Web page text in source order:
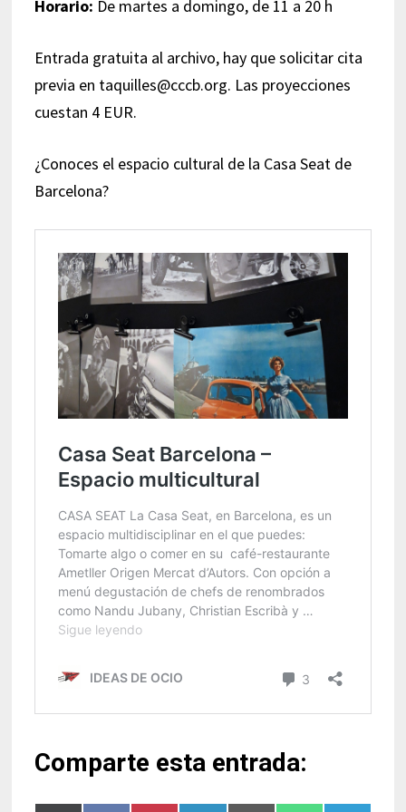
Horario: De martes a domingo, de 11 a 20 h
Entrada gratuita al archivo, hay que solicitar cita
previa en taquilles@cccb.org. Las proyecciones
cuestan 4 EUR.
¿Conoces el espacio cultural de la Casa Seat de
Barcelona?
Comparte esta entrada: